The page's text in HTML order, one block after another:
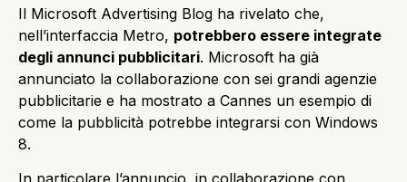
Il Microsoft Advertising Blog ha rivelato che,
nell’interfaccia Metro, potrebbero essere integrate
degli annunci pubblicitari. Microsoft ha già
annunciato la collaborazione con sei grandi agenzie
pubblicitarie e ha mostrato a Cannes un esempio di
come la pubblicità potrebbe integrarsi con Windows
8.
In particolare l’annuncio, in collaborazione con